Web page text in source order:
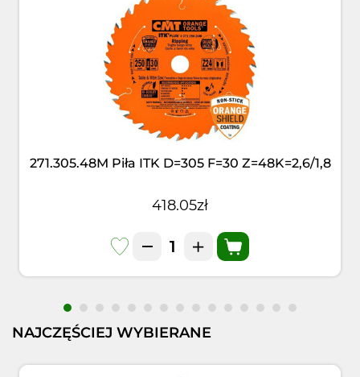
271.305.48M Piła ITK D=305 F=30 Z=48K=2,6/1,8
418.05zł
NAJCZĘŚCIEJ WYBIERANE